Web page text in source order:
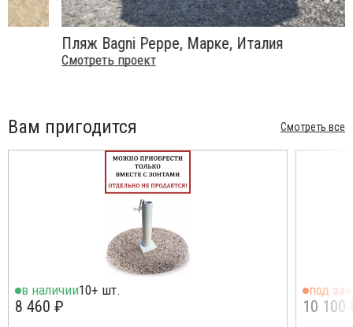
Пляж Bagni Peppe, Марке, Италия
Смотреть проект
Вам пригодится Смотреть все
в наличии10+ шт.
8 460 ₽
под
10 100